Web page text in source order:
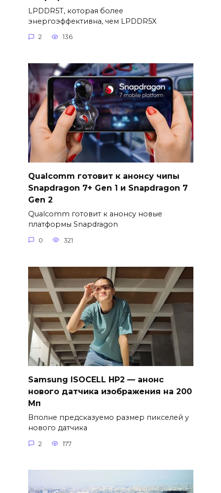
LPDDR5T, которая более
энергоэффективна, чем LPDDR5X
2 136
Qualcomm готовит к анонсу чипы
Snapdragon 7+ Gen 1 и Snapdragon 7
Gen 2
Qualcomm готовит к анонсу новые
платформы Snapdragon
0 321
Samsung ISOCELL HP2 — анонс
нового датчика изображения на 200
Мп
Вполне предсказуемо размер пикселей у
нового датчика
2 177